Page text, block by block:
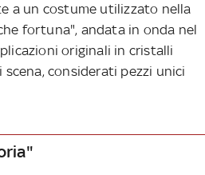
a un costume utilizzato nella
fortuna", andata in onda nel
originali in cristalli
considerati pezzi unici